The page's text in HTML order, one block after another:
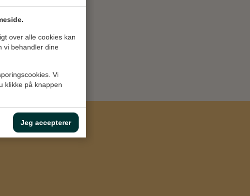
over alle cookies kan
vi behandler dine
Vi
klikke på knappen
Jeg accepterer